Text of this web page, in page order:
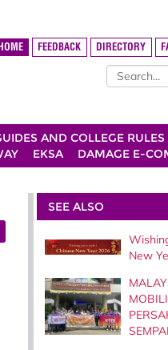
HOME FEEDBACK DIRECTORY
AND COLLEGE RULES
EKSA DAMAGE E-
SEE ALSO
New